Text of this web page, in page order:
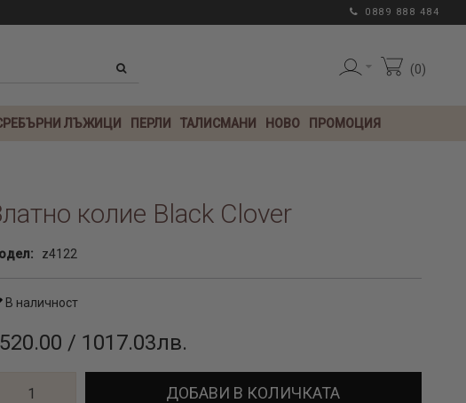
0889 888 484
0
ЛЪЖИЦИ ПЕРЛИ ТАЛИСМАНИ НОВО ПРОМОЦИЯ
колие Black Clover
z4122
В наличност
/ 1017.03лв.
ДОБАВИ В КОЛИЧКАТА